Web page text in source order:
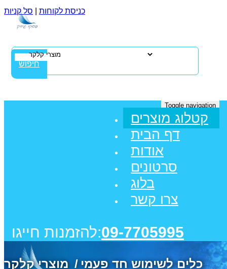
כניסת לקוחות סל קניות
חיפוש
Toggle navigation
קטלוג מוצרים
דף הבית
אודות
סרטונים
בלוג
צרו קשר
להזמנות חייגו:09-7705995
כלים לשימוש חד פעמי מוצרי קלקר